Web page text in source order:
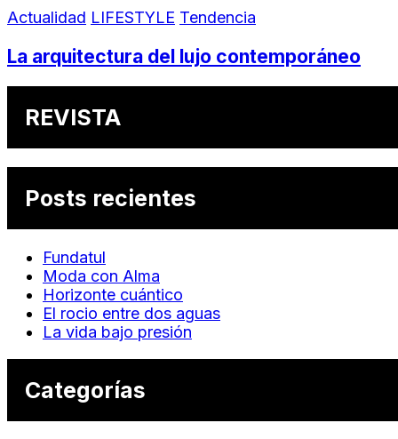
Actualidad LIFESTYLE Tendencia
La arquitectura del lujo contemporáneo
REVISTA
Posts recientes
Fundatul
Moda con Alma
Horizonte cuántico
El rocio entre dos aguas
La vida bajo presión
Categorías